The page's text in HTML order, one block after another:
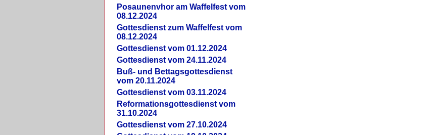
Posaunenvhor am Waffelfest vom
08.12.2024
Gottesdienst zum Waffelfest vom
08.12.2024
Gottesdienst vom 01.12.2024
Gottesdienst vom 24.11.2024
Buß- und Bettagsgottesdienst
vom 20.11.2024
Gottesdienst vom 03.11.2024
Reformationsgottesdienst vom
31.10.2024
Gottesdienst vom 27.10.2024